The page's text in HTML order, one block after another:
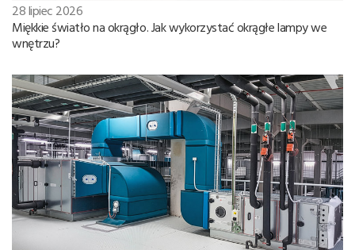
28 lipiec 2026
Miękkie światło na okrągło. Jak wykorzystać okrągłe lampy we
wnętrzu?